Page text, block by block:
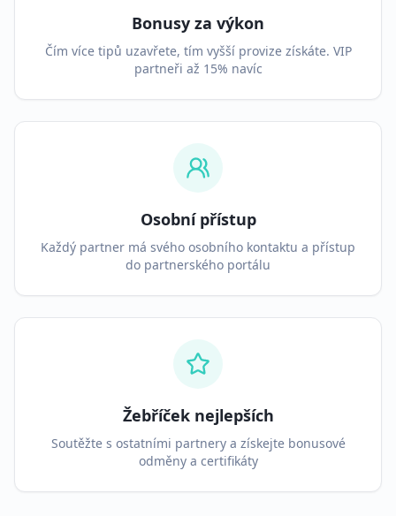
Bonusy za výkon
Čím více tipů uzavřete, tím vyšší provize získáte. VIP
partneři až 15% navíc
Osobní přístup
Každý partner má svého osobního kontaktu a přístup
do partnerského portálu
Žebříček nejlepších
Soutěžte s ostatními partnery a získejte bonusové
odměny a certifikáty